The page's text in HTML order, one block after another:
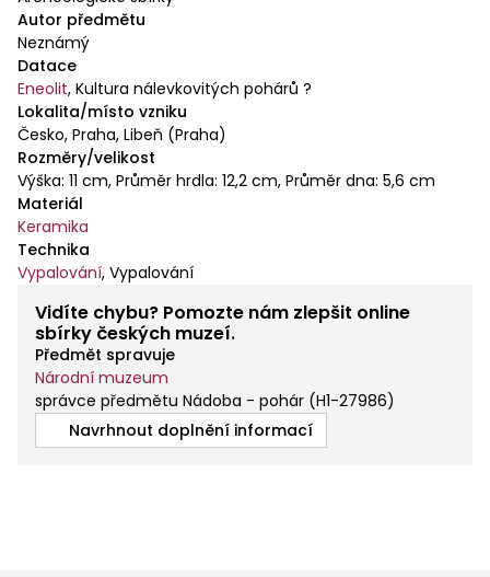
Autor předmětu
Neznámý
Datace
Eneolit, Kultura nálevkovitých pohárů ?
Lokalita/místo vzniku
Česko, Praha, Libeň (Praha)
Rozměry/velikost
Výška: 11 cm, Průměr hrdla: 12,2 cm, Průměr dna: 5,6 cm
Materiál
Keramika
Technika
Vypalování, Vypalování
Vidíte chybu? Pomozte nám zlepšit online
sbírky českých muzeí.
Předmět spravuje
Národní muzeum
správce předmětu Nádoba - pohár (H1-27986)
Navrhnout doplnění informací